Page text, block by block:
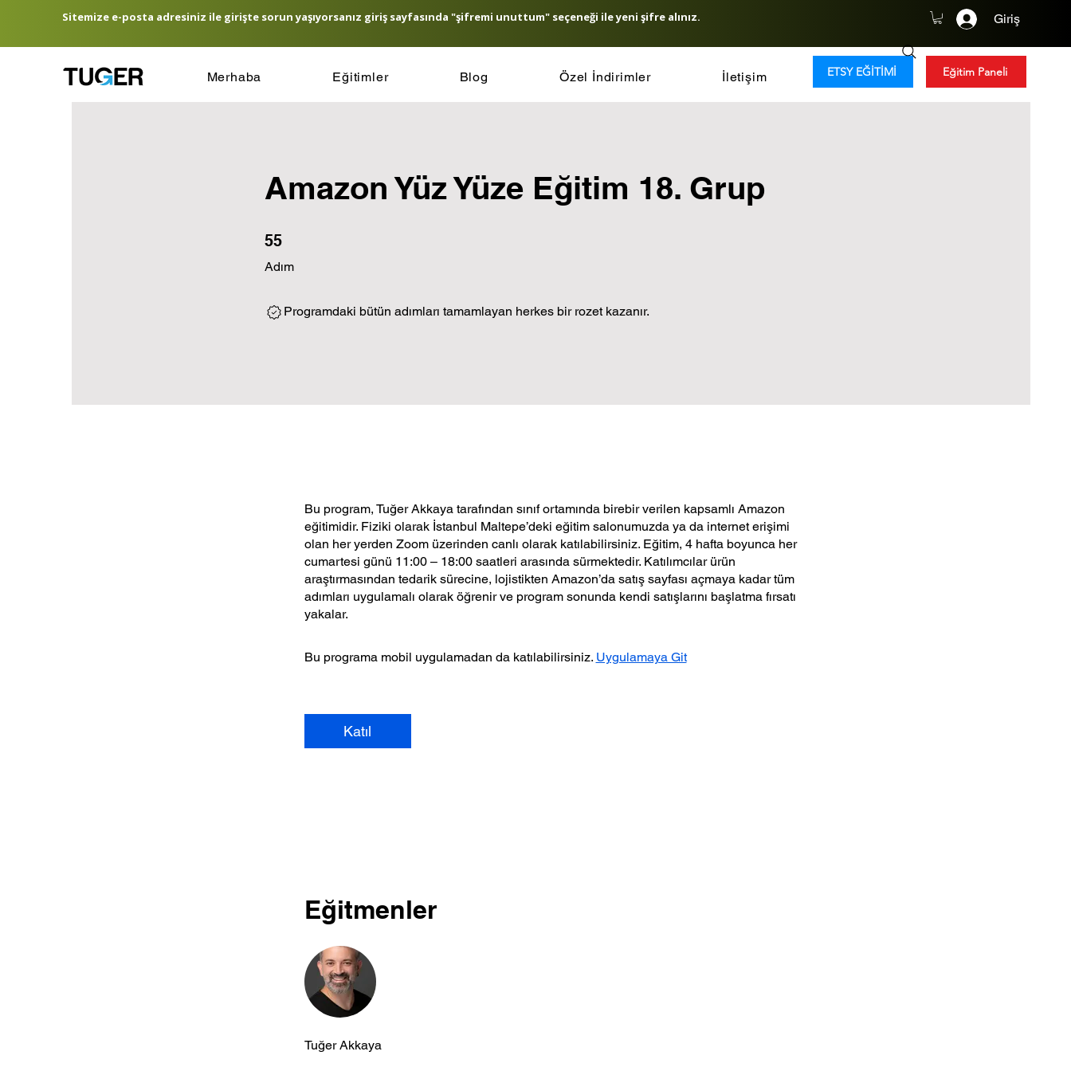
Sitemize e-posta adresiniz ile girişte sorun yaşıyorsanız giriş sayfasında "şifremi unuttum" seçeneği ile yeni şifre alınız. Giriş
Merhaba Eğitimler Blog Özel İndirimler İletişim ETSY EĞİTİMİ Eğitim Paneli
Amazon Yüz Yüze Eğitim 18. Grup
55
Adım
55 Adım
Programdaki bütün adımları tamamlayan herkes bir rozet kazanır.
Bu program, Tuğer Akkaya tarafından sınıf ortamında birebir verilen kapsamlı Amazon
eğitimidir. Fiziki olarak İstanbul Maltepe’deki eğitim salonumuzda ya da internet erişimi
olan her yerden Zoom üzerinden canlı olarak katılabilirsiniz. Eğitim, 4 hafta boyunca her
cumartesi günü 11:00 – 18:00 saatleri arasında sürmektedir. Katılımcılar ürün
araştırmasından tedarik sürecine, lojistikten Amazon’da satış sayfası açmaya kadar tüm
adımları uygulamalı olarak öğrenir ve program sonunda kendi satışlarını başlatma fırsatı
yakalar.
Bu programa mobil uygulamadan da katılabilirsiniz. Uygulamaya Git
Katıl
Eğitmenler
Tuğer Akkaya